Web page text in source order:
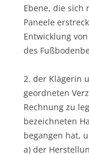
Ebene, die sich
Paneele
Entwicklung
des
2. der Klägerin
geordneten
Rechnung zu
bezeichneten
begangen hat,
a) der